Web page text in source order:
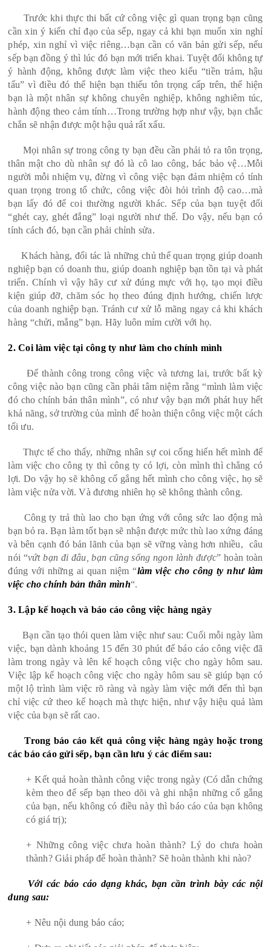
Trước khi thực thi bất cứ công việc gì quan trọng bạn cũng
cần xin ý kiến chỉ đạo của sếp, ngay cả khi bạn muốn xin nghỉ
phép, xin nghỉ vì việc riêng…bạn cần có văn bản gửi sếp, nếu
sếp bạn đồng ý thì lúc đó bạn mới triển khai. Tuyệt đối không tự
ý hành động, không được làm việc theo kiểu “tiền trảm, hậu
tấu” vì điều đó thể hiện bạn thiếu tôn trọng cấp trên, thể hiện
bạn là một nhân sự không chuyên nghiệp, không nghiêm túc,
hành động theo cảm tính…Trong trường hợp như vậy, bạn chắc
chắn sẽ nhận được một hậu quả rất xấu.
Mọi nhân sự trong công ty bạn đều cần phải tỏ ra tôn trọng,
thân mật cho dù nhân sự đó là cô lao công, bác bảo vệ…Mỗi
người mỗi nhiệm vụ, đừng vì công việc bạn đảm nhiệm có tính
quan trọng trong tổ chức, công việc đòi hỏi trình độ cao…mà
bạn lấy đó để coi thường người khác. Sếp của bạn tuyệt đối
“ghét cay, ghét đắng” loại người như thế. Do vậy, nếu bạn có
tính cách đó, bạn cần phải chỉnh sửa.
Khách hàng, đối tác là những chủ thể quan trọng giúp doanh
nghiệp bạn có doanh thu, giúp doanh nghiệp bạn tồn tại và phát
triển. Chính vì vậy hãy cư xử đúng mực với họ, tạo mọi điều
kiện giúp đỡ, chăm sóc họ theo đúng định hướng, chiến lược
của doanh nghiệp bạn. Tránh cư xử lỗ mãng ngay cả khi khách
hàng “chửi, mắng” bạn. Hãy luôn mỉm cười với họ.
2. Coi làm việc tại công ty như làm cho chính mình
Để thành công trong công việc và tương lai, trước bất kỳ
công việc nào bạn cũng cần phải tâm niệm rằng “mình làm việc
đó cho chính bản thân mình”, có như vậy bạn mới phát huy hết
khả năng, sở trường của mình để hoàn thiện công việc một cách
tối ưu.
Thực tế cho thấy, những nhân sự coi cống hiến hết mình để
làm việc cho công ty thì công ty có lợi, còn mình thì chẳng có
lợi. Do vậy họ sẽ không cố gắng hết mình cho công việc, họ sẽ
làm việc nửa vời. Và đương nhiên họ sẽ không thành công.
Công ty trả thù lao cho bạn ứng với công sức lao động mà
bạn bỏ ra. Bạn làm tốt bạn sẽ nhận được mức thù lao xứng đáng
và bên cạnh đó bản lãnh của bạn sẽ vững vàng hơn nhiều, câu
nói “vứt bạn đi đâu, bạn cũng sống ngon lành được” hoàn toàn
đúng với những ai quan niệm “làm việc cho công ty như làm
việc cho chính bản thân mình“.
3. Lập kế hoạch và báo cáo công việc hàng ngày
Bạn cần tạo thói quen làm việc như sau: Cuối mỗi ngày làm
việc, bạn dành khoảng 15 đến 30 phút để báo cáo công việc đã
làm trong ngày và lên kế hoạch công việc cho ngày hôm sau.
Việc lập kế hoạch công việc cho ngày hôm sau sẽ giúp bạn có
một lộ trình làm việc rõ ràng và ngày làm việc mới đến thì bạn
chỉ việc cứ theo kế hoạch mà thực hiện, như vậy hiệu quả làm
việc của bạn sẽ rất cao.
Trong báo cáo kết quả công việc hàng ngày hoặc trong
các báo cáo gửi sếp, bạn cần lưu ý các điểm sau:
+ Kết quả hoàn thành công việc trong ngày (Có dẫn chứng
kèm theo để sếp bạn theo dõi và ghi nhận những cố gắng
của bạn, nếu không có điều này thì báo cáo của bạn không
có giá trị);
+ Những công việc chưa hoàn thành? Lý do chưa hoàn
thành? Giải pháp để hoàn thành? Sẽ hoàn thành khi nào?
Với các báo cáo dạng khác, bạn cần trình bày các nội
dung sau:
+ Nêu nội dung báo cáo;